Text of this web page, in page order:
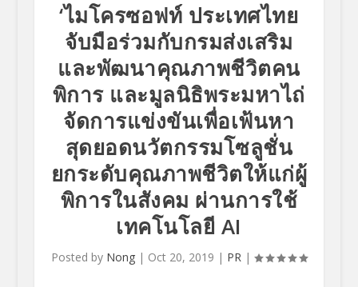
‘ไมโครซอฟท์ ประเทศไทย
จับมือร่วมกับกรมส่งเสริม
และพัฒนาคุณภาพชีวิตคน
พิการ และมูลนิธิพระมหาไถ่
จัดการแข่งขันเพื่อเฟ้นหา
สุดยอดนวัตกรรมโซลูชั่น
ยกระดับคุณภาพชีวิตให้แก่ผู้
พิการในสังคม ผ่านการใช้
เทคโนโลยี AI
Posted by Nong| Oct 20, 2019 | PR|